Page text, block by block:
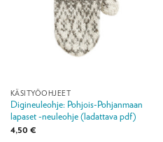
KÄSITYÖOHJEET
Digineuleohje: Pohjois-Pohjanmaan
lapaset -neuleohje (ladattava pdf)
4,50 €